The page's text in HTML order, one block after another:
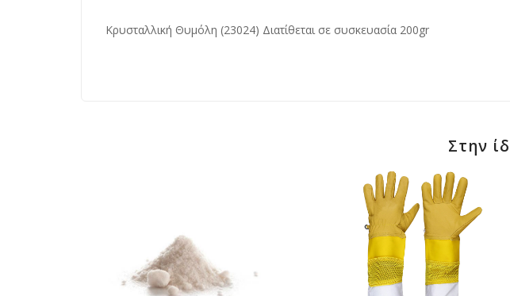
Κρυσταλλική Θυμόλη (23024) Διατίθεται σε συσκευασία 200gr
Στην